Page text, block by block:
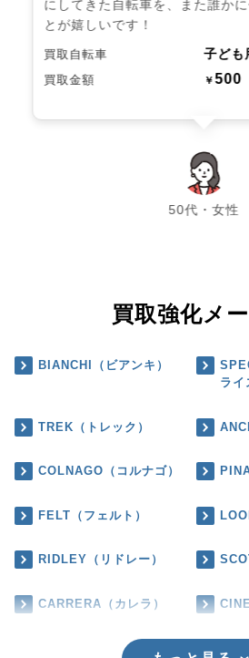
にしてきた自転車を、また誰か
とが嬉しいです！
買取自転車 子ども
買取金額 ￥500
50代・女性
chevron_left chevron_right
買取強化メ
BIANCHI（ビアンキ）
ライ
TREK（トレック）
COLNAGO（コルナゴ）
FELT（フェルト）
RIDLEY（リドレー）
CARRERA（カレラ）